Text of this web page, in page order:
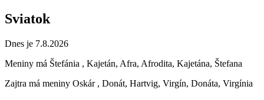
Sviatok
Dnes je 7.8.2026
Meniny má Štefánia , Kajetán, Afra, Afrodita, Kajetána, Štefana
Zajtra má meniny Oskár , Donát, Hartvig, Virgín, Donáta, Virgínia